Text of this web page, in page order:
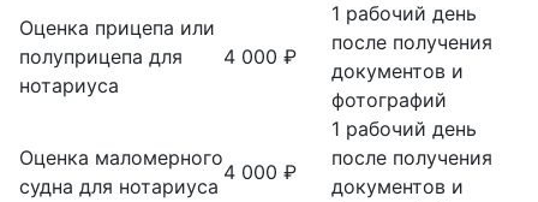
Оценка прицепа или
полуприцепа для
нотариуса
4 000 ₽
1 рабочий день
после получения
документов и
фотографий
Оценка маломерного
судна для нотариуса
4 000 ₽
1 рабочий день
после получения
документов и